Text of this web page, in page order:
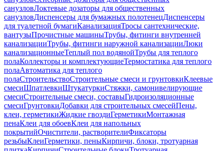
санузловЛоктевые дозаторы для общественных
санузловДиспенсеры для бумажных полотенецДиспенсеры
для туалетной бумагиКанализацияТросы сантехнические,
вантузыПрочистные машиныТрубы, фитинги внутренней
канализацииТрубы, фитинги наружной канализацииЛюки
канализационныеТеплый пол водянойТрубы для теплого
полаКоллекторы и комплектующиеТермостатика для теплого
полаАвтоматика для теплого
полаСтроительствоСтроительные смеси и грунтовкиКлеевые
смесиШпатлевкиШтукатуркиСтяжки, самонивелирующие
смесиСтроительные смеси, составыГидроизоляционные
смесиГрунтовкиДобавки для строительных смесейПены,
клеи, герметикиЖидкие гвоздиГерметикиМонтажная
пенаКлеи для обоевКлеи для напольных
покрытийОчистители, растворителиФиксаторы
резьбыКлеиГерметики, пеныКирпичи, блоки, тротуарная